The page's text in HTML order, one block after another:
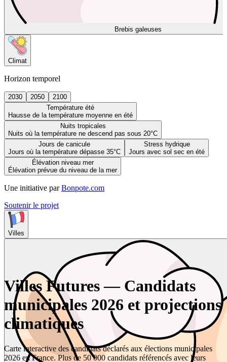
Brebis galeuses
Climat
Horizon temporel
2030 2050
2100
Température été
Hausse de la température moyenne en été
Nuits tropicales
Nuits où la température ne descend pas sous 20°C
Jours de canicule
Jours où la température dépasse 35°C
Stress hydrique
Jours avec sol sec en été
Élévation niveau mer
Élévation prévue du niveau de la mer
Une initiative par Bonpote.com
Soutenir le projet
Villes
Villes Futures — Candidats
municipales 2026 et projections
climatiques
Carte interactive des candidats déclarés aux élections municipales
2026 en France. Plus de 50 000 candidats référencés avec leurs